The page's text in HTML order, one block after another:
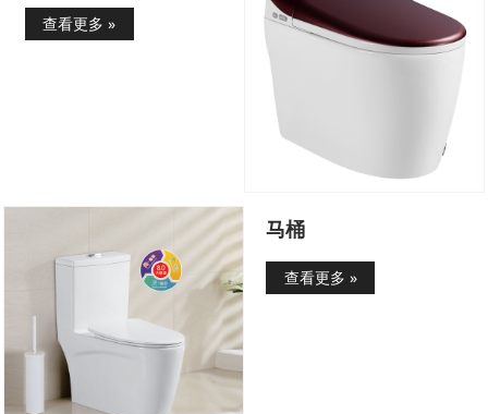
查看更多 »
马桶
查看更多 »